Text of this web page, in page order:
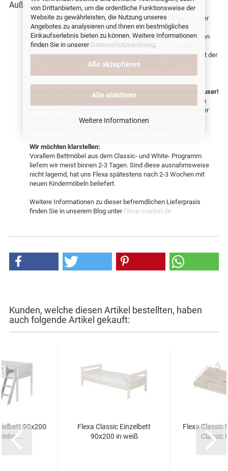
von Drittanbietern, um die ordentliche Funktionsweise der
Website zu gewährleisten, die Nutzung unseres
Angebotes zu analysieren und Ihnen ein bestmögliches
Einkaufserlebnis bieten zu können. Weitere Informationen
finden Sie in unserer Datenschutzerklärung.
Alle akzeptieren
Alle ablehnen
Weitere Informationen
Außerdem:
Dieser Artikel kann problemlos mit weiteren Produkten aus der
FLEXA Classic-Kollektion ergänzt bzw. erweitert werden.
Beachten Sie bitte, dass Teile aus anderen Möbel Programmen
mit wenigen Ausnahmen nicht passen werden. Im Zweifel
kontaktieren Sie uns bitte telefonisch, via Chat oder eMail. Mit der
o.g. Telefonnummer erreichen Sie uns übrigens auch via
WhatsApp und Signal-Messenger.
Vorsicht vor fragwürdigen Billig-Angeboten einiger Möbelhäuser!
Diverse Möbelhäuser bieten Flexa-Möbel zu extrem günstigen
Preisen an. Die Lieferzeiten werden oft erst nach Angabe einer
Postleitzahl angegeben. Erst dann stellt sich heraus, dass die
Wir möchten klarstellen:
Vorallem Bettmöbel aus dem Classic- und White- Programm
liefern wir meist binnen 2-3 Tagen. Sind diese ausnahmsweise
nicht lagernd, hat uns Flexa spätestens nach 2-3 Wochen mit
neuen Kindermöbeln beliefert.
Weitere Informationen zu dieser befremdlichen Lieferpraxis
finden Sie in unserem Blog unter Flexa-moebel.de
Kunden, welche diesen Artikel bestellten, haben
auch folgende Artikel gekauft:
90x200
Flexa Classic Einzelbett
90x200 in weiß
Flexa Classic
Classic